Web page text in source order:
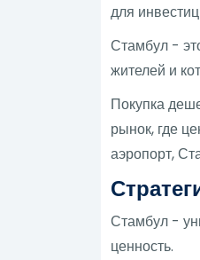
для
Стамбул -
жителей и
Покупка
рынок, где
аэропорт,
Стамбул -
ценность.